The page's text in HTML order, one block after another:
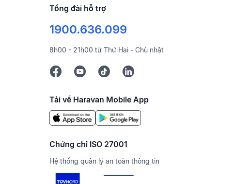
Tổng đài hỗ trợ
1900.636.099
8h00 - 21h00 từ Thứ Hai - Chủ nhật
Tải về Haravan Mobile App
Chứng chỉ ISO 27001
Hệ thống quản lý an toàn thông tin